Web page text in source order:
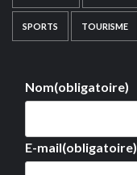
SPORTS TOURISME
Nom(obligatoire)
E-mail(obligatoire)